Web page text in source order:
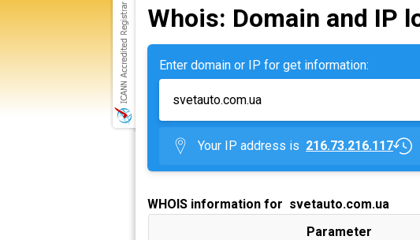
Whois: Domain and IP
Enter domain or IP for get information:
Your IP address is 216.73.216.117
WHOIS information for svetauto.com.ua
Parameter